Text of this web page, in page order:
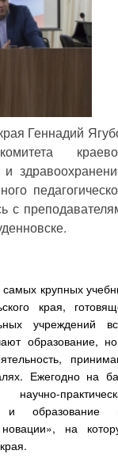
Геннадий
с
крупных
края,
учреждений
образование,
Ежегодно на
и образование
на